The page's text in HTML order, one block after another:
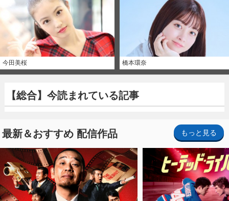
今田美桜 橋本環奈
【総合】今読まれている記事
最新＆おすすめ 配信作品 もっと見る